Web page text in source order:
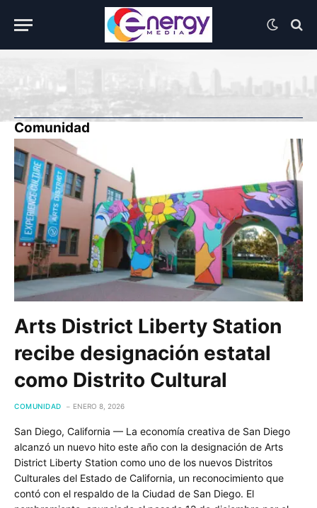
Comunidad
Arts District Liberty Station
recibe designación estatal
como Distrito Cultural
COMUNIDAD ENERO 8, 2026
San Diego, California — La economía creativa de San Diego
alcanzó un nuevo hito este año con la designación de Arts
District Liberty Station como uno de los nuevos Distritos
Culturales del Estado de California, un reconocimiento que
contó con el respaldo de la Ciudad de San Diego. El